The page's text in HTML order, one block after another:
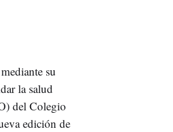
su
la salud
del Colegio
edición de